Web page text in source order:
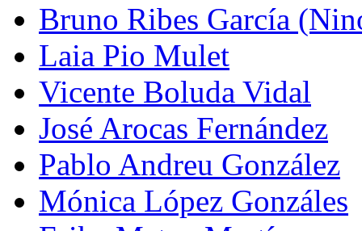
Bruno Ribes García
Laia Pio Mulet
Vicente Boluda Vidal
José Arocas Fernández
Pablo Andreu González
Mónica López Gonzáles